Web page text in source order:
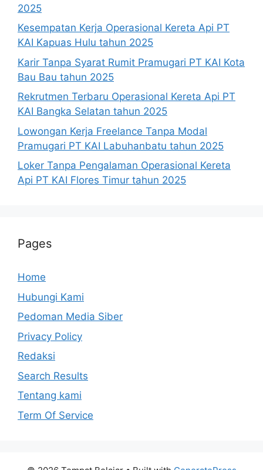
2025
Kesempatan Kerja Operasional Kereta Api PT
KAI Kapuas Hulu tahun 2025
Karir Tanpa Syarat Rumit Pramugari PT KAI Kota
Bau Bau tahun 2025
Rekrutmen Terbaru Operasional Kereta Api PT
KAI Bangka Selatan tahun 2025
Lowongan Kerja Freelance Tanpa Modal
Pramugari PT KAI Labuhanbatu tahun 2025
Loker Tanpa Pengalaman Operasional Kereta
Api PT KAI Flores Timur tahun 2025
Pages
Home
Hubungi Kami
Pedoman Media Siber
Privacy Policy
Redaksi
Search Results
Tentang kami
Term Of Service